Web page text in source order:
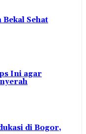
Sehat
Ini agar
di Bogor,